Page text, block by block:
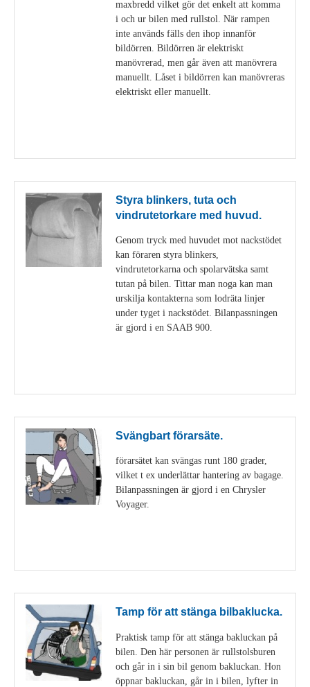
maxbredd vilket gör det enkelt att komma
i och ur bilen med rullstol. När rampen
inte används fälls den ihop innanför
bildörren. Bildörren är elektriskt
manövrerad, men går även att manövrera
manuellt. Låset i bildörren kan manövreras
elektriskt eller manuellt.
Styra blinkers, tuta och
vindrutetorkare med huvud.
Genom tryck med huvudet mot nackstödet
kan föraren styra blinkers,
vindrutetorkarna och spolarvätska samt
tutan på bilen. Tittar man noga kan man
urskilja kontakterna som lodräta linjer
under tyget i nackstödet. Bilanpassningen
är gjord i en SAAB 900.
Svängbart förarsäte.
förarsätet kan svängas runt 180 grader,
vilket t ex underlättar hantering av bagage.
Bilanpassningen är gjord i en Chrysler
Voyager.
Tamp för att stänga bilbaklucka.
Praktisk tamp för att stänga bakluckan på
bilen. Den här personen är rullstolsburen
och går in i sin bil genom bakluckan. Hon
öppnar bakluckan, går in i bilen, lyfter in